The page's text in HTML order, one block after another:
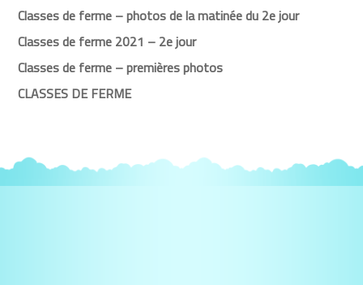
Classes de ferme – photos de la matinée du 2e jour
Classes de ferme 2021 – 2e jour
Classes de ferme – premières photos
CLASSES DE FERME